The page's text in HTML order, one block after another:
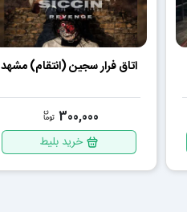
اتاق فرار سجین (انتقام) مشهد
300,000
خرید بلیط